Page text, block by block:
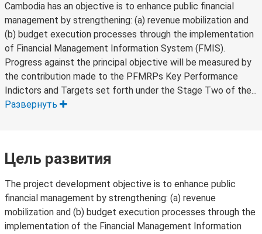
Cambodia has an objective is to enhance public financial
management by strengthening: (a) revenue mobilization and
(b) budget execution processes through the implementation
of Financial Management Information System (FMIS).
Progress against the principal objective will be measured by
the contribution made to the PFMRPs Key Performance
Indictors and Targets set forth under the Stage Two of the...
Развернуть
Цель развития
The project development objective is to enhance public
financial management by strengthening: (a) revenue
mobilization and (b) budget execution processes through the
implementation of the Financial Management Information